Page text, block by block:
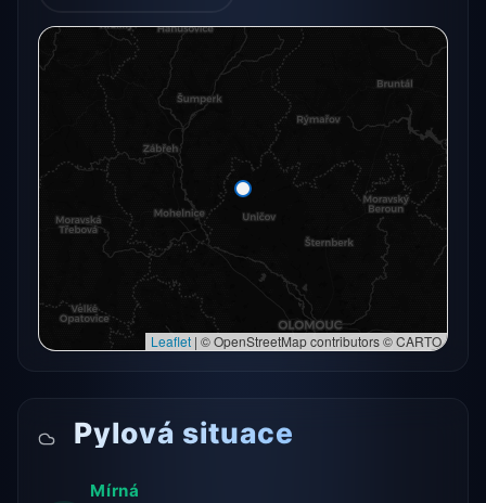
Radarový snímek momentálně není dostupný.
Otevřít v plné mapě
Zkusit znovu
Otevřít v plné mapě →
Leaflet | © OpenStreetMap contributors © CARTO
Pylová situace
Mírná